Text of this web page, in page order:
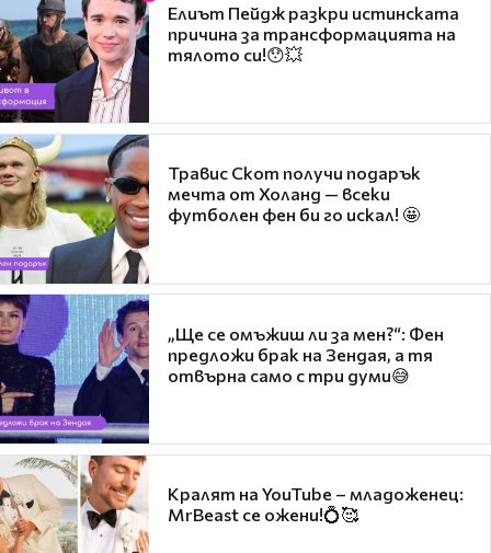
Елиът Пейдж разкри истинската
причина за трансформацията на
тялото си!😯💥
Травис Скот получи подарък
мечта от Холанд — всеки
футболен фен би го искал! 🤩
„Ще се омъжиш ли за мен?“: Фен
предложи брак на Зендая, а тя
отвърна само с три думи😅
Кралят на YouTube – младоженец:
MrBeast се ожени!💍🥰